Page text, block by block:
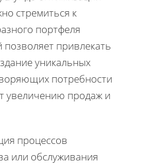
стремиться к
портфеля
привлекать
уникальных
потребности
увеличению продаж и
процессов
или обслуживания